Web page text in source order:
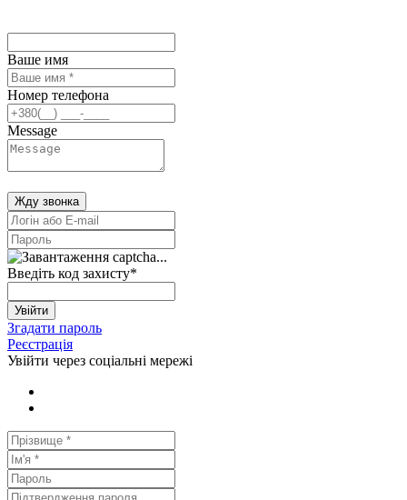
Ваше имя
Номер телефона
Message
Жду звонка
Введіть код захисту*
Увійти
Згадати пароль
Реєстрація
Увійти через соціальні мережі